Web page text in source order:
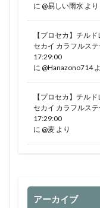
に @易しい雨水 より
【プロセカ】チル
セカイ カラフルス
17:29:00
に @Hanazono714
【プロセカ】チル
セカイ カラフルス
17:29:00
に @麦 より
アーカイブ